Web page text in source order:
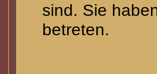
sind. Sie
betreten.